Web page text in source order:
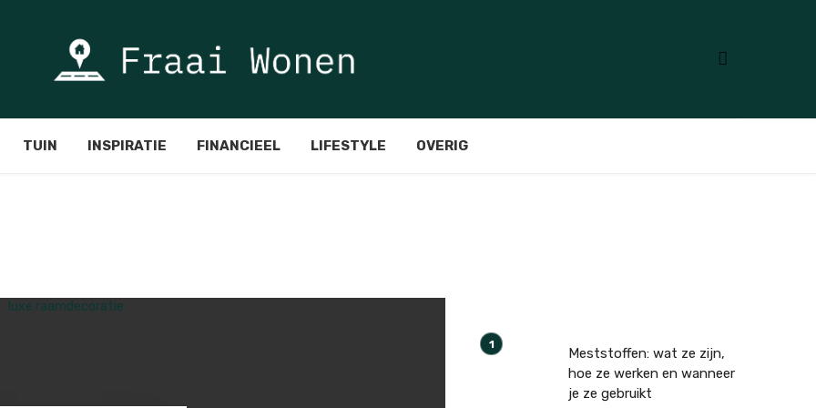
TUIN INSPIRATIE FINANCIEEL LIFESTYLE OVERIG
Meststoffen: wat ze zijn,
hoe ze werken en wanneer
je ze gebruikt